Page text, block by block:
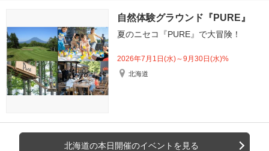
自然体験グラウンド『PURE』
夏のニセコ『PURE』で大冒険！
2026年7月1日(水)～9月30日(水)%
北海道
北海道の本日開催のイベントを見る